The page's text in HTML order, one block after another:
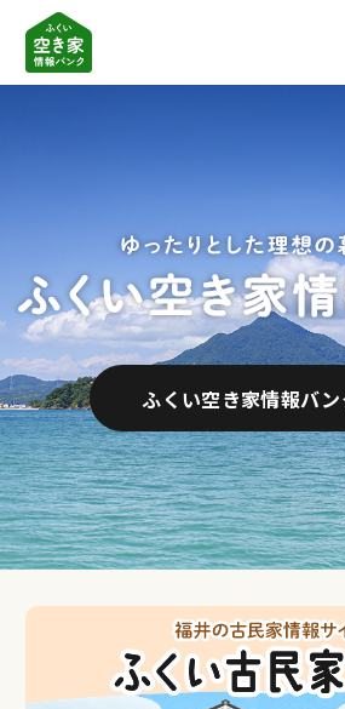
古民家ナビとは
ふくい空き家情報バンク登録の流れ
市町問合わせ先一覧
よくある質問
各市町の支援制度
買いたい(借りたい)
条件で検索
エリアで検索
地図で検索
契約までの流れ
ふくい空き家情報バ